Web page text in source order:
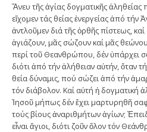
Ἄνευ τῆς ἁγίας δογματικῆς ἀληθείας
εἴχομεν τάς θείας ἐνεργείας ἀπό τήν
ἀντλοῦμεν διά τῆς ὀρθῆς πίστεως,
ἁγιάζουν, μᾶς σώζουν καί μᾶς
περί τοῦ Θεανθρώπου, δέν ὑπάρχει
διότι ἀπό τήν ἀλήθειαν αὐτήν, ὅταν
θεία δύναμις, πού σώζει ἀπό τήν
τόν διάβολον. Καί αὐτή ἡ δογματική
Ἰησοῦ μήπως δέν ἔχει μαρτυρηθῆ
τούς βίους ἀναριθμήτων ἁγίων;
εἶναι ἅγιοι, διότι ζοῦν ὅλον τόν